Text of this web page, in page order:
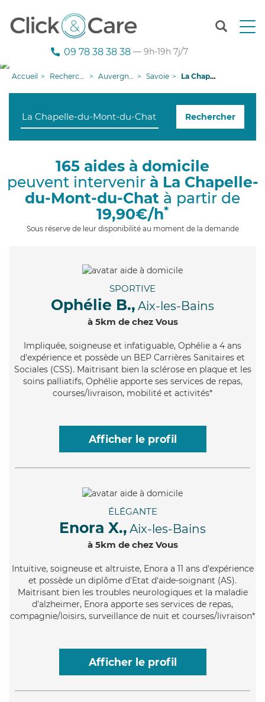
T
n
g
i
09 78 38 38 38 — 9h-19h 7j/7
Accueil Recherche aide à domicile Auvergne-Rhône-Alpes Savoie La Chapelle-du-Mont-du-Chat
Rechercher
165 aides à domicile
peuvent intervenir à La Chapelle-
du-Mont-du-Chat à partir de
19,90€/h*
Sous réserve de leur disponibilité au moment de la demande
SPORTIVE
Ophélie B., Aix-les-Bains
à 5km de chez Vous
Impliquée, soigneuse et infatiguable, Ophélie a 4 ans
d'expérience et possède un BEP Carrières Sanitaires et
Sociales (CSS). Maitrisant bien la sclérose en plaque et les
soins palliatifs, Ophélie apporte ses services de repas,
courses/livraison, mobilité et activités*
Afficher le profil
ÉLÉGANTE
Enora X., Aix-les-Bains
à 5km de chez Vous
Intuitive, soigneuse et altruiste, Enora a 11 ans d'expérience
et possède un diplôme d'Etat d'aide-soignant (AS).
Maitrisant bien les troubles neurologiques et la maladie
d'alzheimer, Enora apporte ses services de repas,
compagnie/loisirs, surveillance de nuit et courses/livraison*
Afficher le profil